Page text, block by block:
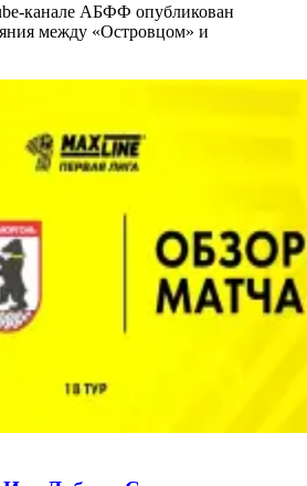
канале АБФФ опубликован
между «Островцом» и